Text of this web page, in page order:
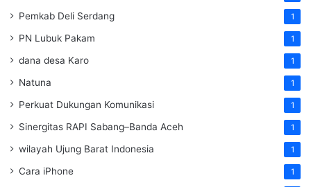
Pemkab Deli Serdang 1
PN Lubuk Pakam 1
dana desa Karo 1
Natuna 1
Perkuat Dukungan Komunikasi 1
Sinergitas RAPI Sabang–Banda Aceh 1
wilayah Ujung Barat Indonesia 1
Cara iPhone 1